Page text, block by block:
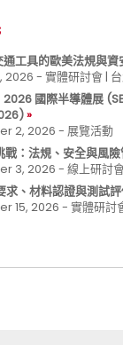
工具的歐美法規與資
2026 - 實體研討會 |
國際半導體展
2, 2026 - 展覽活動
戰：法規、安全與風
3, 2026 - 線上研討
求、材料認證與測試
15, 2026 - 實體研討